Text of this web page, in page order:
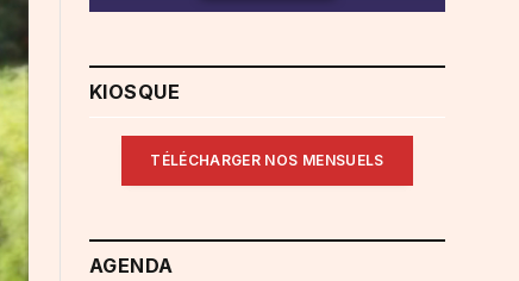
KIOSQUE
TÉLÉCHARGER NOS MENSUELS
AGENDA